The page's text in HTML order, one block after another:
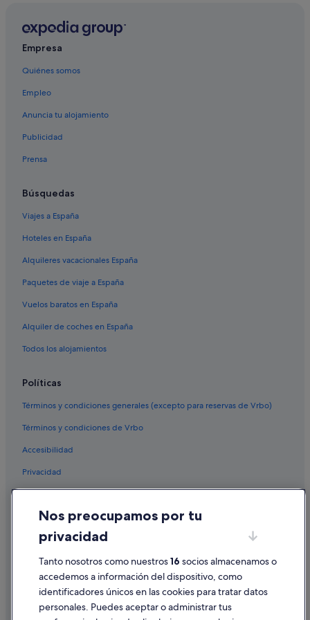
Ciudad de Ibiza hoteles
Hoteles con bar en Centro de la ciudad de Ibiza
Empresa
Quiénes somos
Empleo
Anuncia tu alojamiento
Publicidad
Prensa
Búsquedas
Viajes a España
Hoteles en España
Alquileres vacacionales España
Paquetes de viaje a España
Vuelos baratos en España
Alquiler de coches en España
Todos los alojamientos
Políticas
Términos y condiciones generales (excepto para reservas de Vrbo)
Términos y condiciones de Vrbo
Accesibilidad
Privacidad
Cookies
Condiciones de uso
Información legal/contacto
Pautas sobre el contenido y cómo denunciar contenido
Ayuda
Nos preocupamos por tu
privacidad
Tanto nosotros como nuestros16 socios almacenamos o
accedemos a información del dispositivo, como
identificadores únicos en las cookies para tratar datos
personales. Puedes aceptar o administrar tus